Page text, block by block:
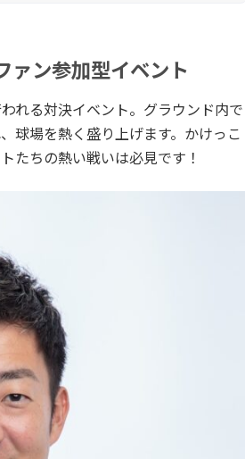
ァン参加型イベント
れる対決イベント。グラウンド内で
球場を熱く盛り上げます。かけっこ
たちの熱い戦いは必見です！